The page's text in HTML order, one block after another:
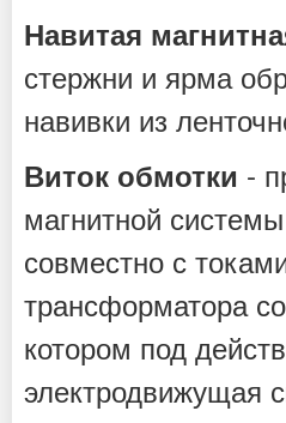
Навитая
стержни и ярма
навивки из
Виток обмотки -
магнитной
совместно с
трансформатора
котором под
электродвижущая